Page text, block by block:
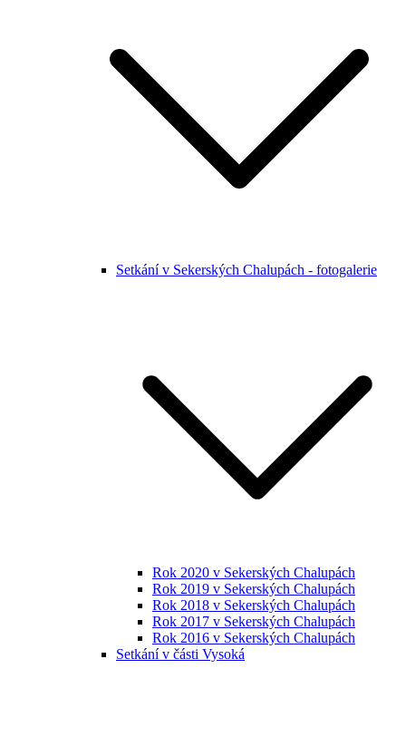
Setkání v Sekerských Chalupách - fotogalerie
Rok 2020 v Sekerských Chalupách
Rok 2019 v Sekerských Chalupách
Rok 2018 v Sekerských Chalupách
Rok 2017 v Sekerských Chalupách
Rok 2016 v Sekerských Chalupách
Setkání v části Vysoká